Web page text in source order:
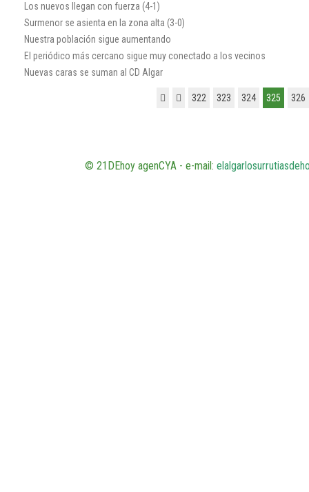
Los nuevos llegan con fuerza (4-1)
Surmenor se asienta en la zona alta (3-0)
Nuestra población sigue aumentando
El periódico más cercano sigue muy conectado a los vecinos
Nuevas caras se suman al CD Algar
322 323 324 325 326
© 21DEhoy agenCYA - e-mail: